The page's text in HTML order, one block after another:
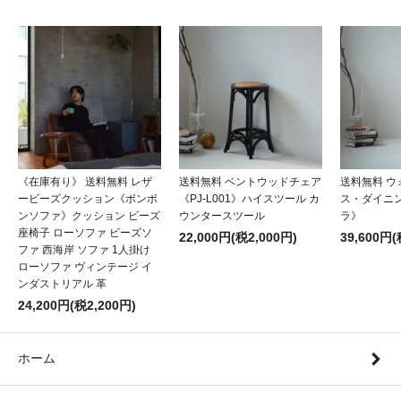
《在庫有り》 送料無料 レザ
ービーズクッション《ボンボ
ンソファ》クッション ビーズ
座椅子 ローソファ ビーズソ
ファ 西海岸 ソファ 1人掛け
ローソファ ヴィンテージ イ
ンダストリアル 革
24,200円(税2,200円)
送料無料 ベントウッドチェア
《PJ-L001》ハイスツール カ
ウンタースツール
22,000円(税2,000円)
送料無料 ウ
ス・ダイニ
ラ》
39,600円(
ホーム